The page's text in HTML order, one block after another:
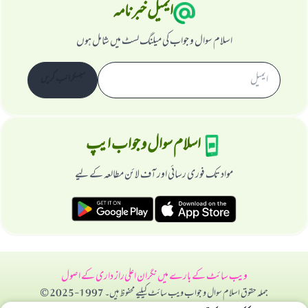
ایمیل خبرنامہ
اسلام سوال و جواب کی میلنگ لسٹ میں شامل ہوں
اسلام سوال و جواب ایپ
مواد تک فوری رسائی اور آف لائن مطالعہ کے لیے
ویب سائٹ کے بارے میںنگران اعلیراز داری کے اصول
جملہ حقوق اسلام سوال و جواب ویب سائٹ کیلیے محفوظ ہیں۔ 1997-2025 ©